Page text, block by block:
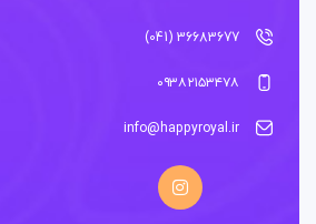
36683677 (041)
۰۹۳۸۲۱۵۳۴۷۸
info@happyroyal.ir